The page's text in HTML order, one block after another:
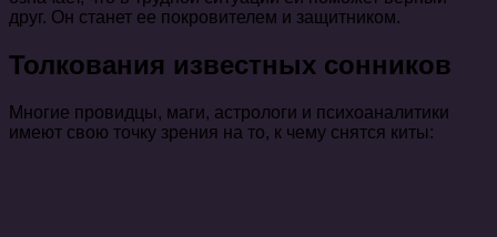
друг. Он станет ее покровителем и защитником.
Толкования известных сонников
Многие провидцы, маги, астрологи и психоаналитики
имеют свою точку зрения на то, к чему снятся киты: